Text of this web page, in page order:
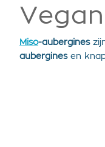
Miso-aubergines
aubergines en